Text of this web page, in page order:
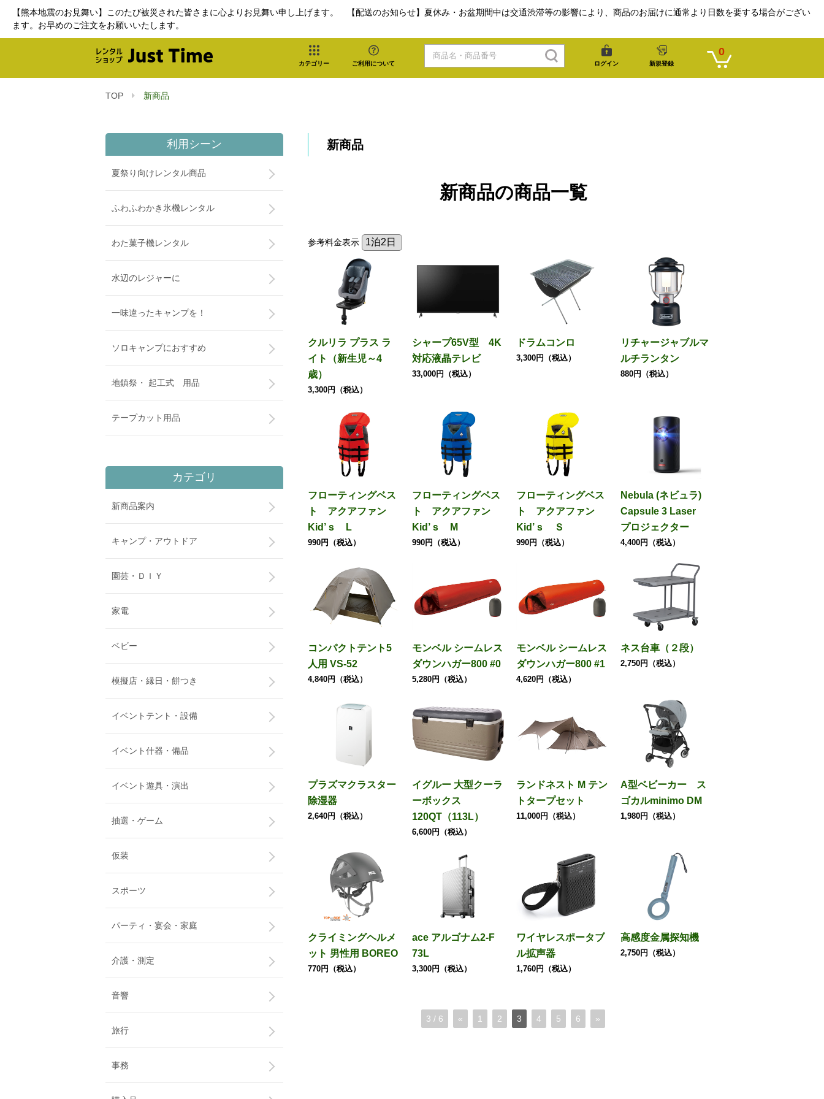
【熊本地震のお見舞い】このたび被災された皆さまに心よりお見舞い申し上げます。 【配送のお知らせ】夏休み・お盆期間中は交通渋滞等の影響により、商品のお届けに通常より日数を要する場合がござい
ます。お早めのご注文をお願いいたします。
カテゴリー ご利用について ログイン 新規登録
0
TOP 新商品
新商品
新商品の商品一覧
参考料金表示
クルリラ プラス ラ
イト（新生児～4
歳）
3,300円（税込）
シャープ65V型 4K
対応液晶テレビ
33,000円（税込）
ドラムコンロ
3,300円（税込）
リチャージャブルマ
ルチランタン
880円（税込）
フローティングベス
ト アクアファン
Kid’ｓ L
990円（税込）
フローティングベス
ト アクアファン
Kid’ｓ M
990円（税込）
フローティングベス
ト アクアファン
Kid’ｓ Ｓ
990円（税込）
Nebula (ネビュラ)
Capsule 3 Laser
プロジェクター
4,400円（税込）
コンパクトテント5
人用 VS-52
4,840円（税込）
モンベル シームレス
ダウンハガー800 #0
5,280円（税込）
モンベル シームレス
ダウンハガー800 #1
4,620円（税込）
ネス台車（２段）
2,750円（税込）
プラズマクラスター
除湿器
2,640円（税込）
イグルー 大型クーラ
ーボックス
120QT（113L）
6,600円（税込）
ランドネスト M テン
トタープセット
11,000円（税込）
A型ベビーカー ス
ゴカルminimo DM
1,980円（税込）
クライミングヘルメ
ット 男性用 BOREO
770円（税込）
ace アルゴナム2-F
73L
3,300円（税込）
ワイヤレスポータブ
ル拡声器
1,760円（税込）
高感度金属探知機
2,750円（税込）
3 / 6 « 1 2 3 4 5 6 »
利用シーン
夏祭り向けレンタル商品
ふわふわかき氷機レンタル
わた菓子機レンタル
水辺のレジャーに
一味違ったキャンプを！
ソロキャンプにおすすめ
地鎮祭・ 起工式 用品
テープカット用品
カテゴリ
新商品案内
キャンプ・アウトドア
園芸・ＤＩＹ
家電
ベビー
模擬店・縁日・餅つき
イベントテント・設備
イベント什器・備品
イベント遊具・演出
抽選・ゲーム
仮装
スポーツ
パーティ・宴会・家庭
介護・測定
音響
旅行
事務